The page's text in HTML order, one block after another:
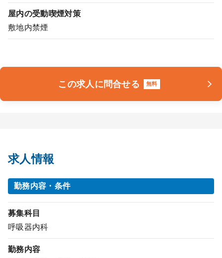
DtoDとは
お問合せ
屋内の受動喫煙対策
敷地内禁煙
この求人に問合せる 無料
求人情報
勤務内容・条件
募集科目
呼吸器内科
勤務内容